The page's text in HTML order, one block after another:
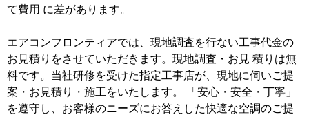
て費用 に差があります。
エアコンフロンティアでは、現地調査を行ない工事代金の
お見積りをさせていただきます。現地調査・お見 積りは無
料です。当社研修を受けた指定工事店が、現地に伺いご提
案・お見積り・施工をいたします。 「安心・安全・丁寧」
を遵守し、お客様のニーズにお答えした快適な空調のご提